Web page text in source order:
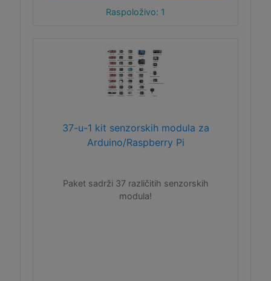
Raspoloživo: 1
37-u-1 kit senzorskih modula za
Arduino/Raspberry Pi
Paket sadrži 37 različitih senzorskih
modula!